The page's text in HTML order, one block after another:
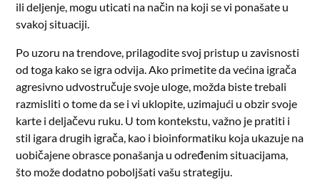
ili deljenje, mogu uticati na način na koji se vi ponašate u
svakoj situaciji.
Po uzoru na trendove, prilagodite svoj pristup u zavisnosti
od toga kako se igra odvija. Ako primetite da većina igrača
agresivno udvostručuje svoje uloge, možda biste trebali
razmisliti o tome da se i vi uklopite, uzimajući u obzir svoje
karte i deljačevu ruku. U tom kontekstu, važno je pratiti i
stil igara drugih igrača, kao i bioinformatiku koja ukazuje na
uobičajene obrasce ponašanja u određenim situacijama,
što može dodatno poboljšati vašu strategiju.